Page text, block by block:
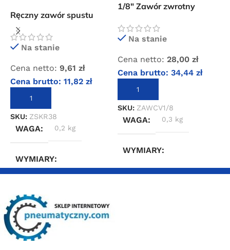
Ręczny zawór spustu
kondensatu 3/8″
Na stanie
Cena netto: 9,61 zł
Cena brutto: 11,82 zł
DODAJ DO KOSZYKA
SKU: ZSKR38
WAGA 0,2 kg
WYMIARY
1/8″ Zawór zwrotny
06 1/8″
Na stanie
Cena netto: 28,00 zł
Cena brutto: 34,44 zł
DODAJ DO KOSZYKA
SKU: ZAWCV1/8
WAGA 0,3 kg
WYMIARY